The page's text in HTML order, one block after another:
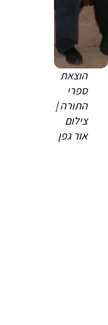
הוצאת
ספרי
התורה |
צילום
אור גפן